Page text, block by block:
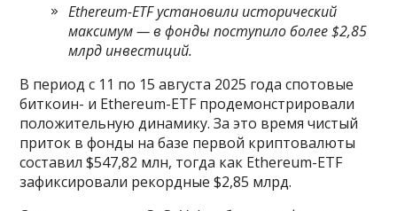
Ethereum-ETF установили исторический
максимум — в фонды поступило более $2,85
млрд инвестиций.
В период с 11 по 15 августа 2025 года спотовые
биткоин- и Ethereum-ETF продемонстрировали
положительную динамику. За это время чистый
приток в фонды на базе первой криптовалюты
составил $547,82 млн, тогда как Ethereum-ETF
зафиксировали рекордные $2,85 млрд.